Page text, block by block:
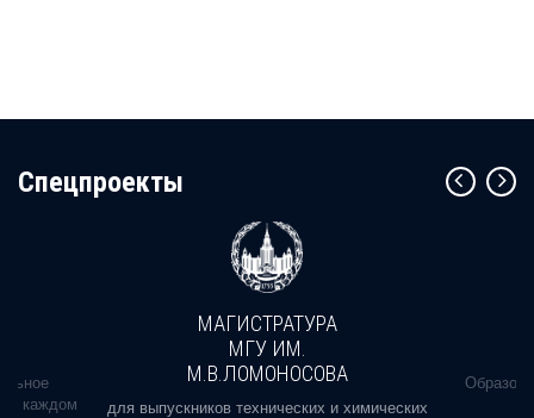
Cпецпроекты
в каждом
МАГИСТРАТУРА
МГУ ИМ.
М.В.ЛОМОНОСОВА
для выпускников технических и химических